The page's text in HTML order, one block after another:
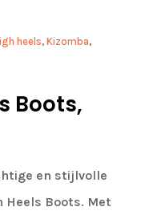
heels, Kizomba,
Boots,
en stijlvolle
Heels Boots. Met